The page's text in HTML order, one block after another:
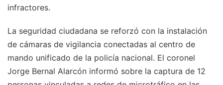
infractores.
La seguridad ciudadana se reforzó con la instalación
de cámaras de vigilancia conectadas al centro de
mando unificado de la policía nacional. El coronel
Jorge Bernal Alarcón informó sobre la captura de 12